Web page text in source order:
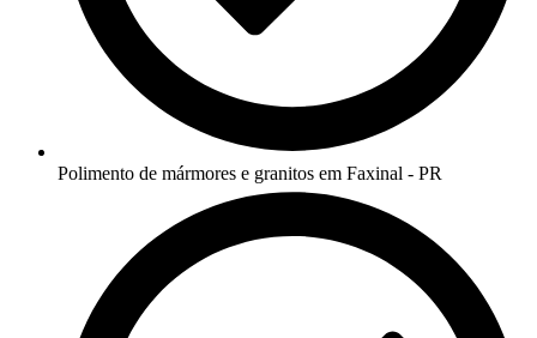
Polimento de mármores e granitos em Faxinal - PR